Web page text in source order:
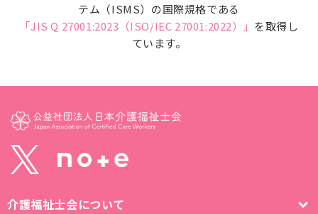
テム（ISMS）の国際規格である
「JIS Q 27001:2023（ISO/IEC 27001:2022）」 を取得し
ています。
介護福祉士会について